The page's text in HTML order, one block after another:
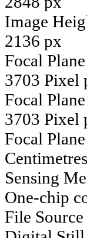
Image
2136 px
Focal
3703 Pixel
Focal
3703 Pixel
Focal
Centimetres
Sensing
One-chip
File Source